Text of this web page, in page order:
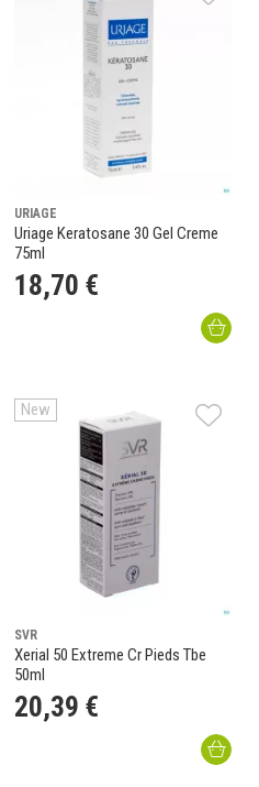
URIAGE
Uriage Keratosane 30 Gel Creme
75ml
18,70 €
New
SVR
Xerial 50 Extreme Cr Pieds Tbe
50ml
20,39 €